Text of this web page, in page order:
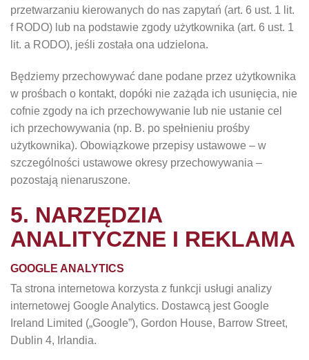
przetwarzaniu kierowanych do nas zapytań (art. 6 ust. 1 lit.
f RODO) lub na podstawie zgody użytkownika (art. 6 ust. 1
lit. a RODO), jeśli została ona udzielona.
Będziemy przechowywać dane podane przez użytkownika
w prośbach o kontakt, dopóki nie zażąda ich usunięcia, nie
cofnie zgody na ich przechowywanie lub nie ustanie cel
ich przechowywania (np. B. po spełnieniu prośby
użytkownika). Obowiązkowe przepisy ustawowe – w
szczególności ustawowe okresy przechowywania –
pozostają nienaruszone.
5. NARZĘDZIA
ANALITYCZNE I REKLAMA
GOOGLE ANALYTICS
Ta strona internetowa korzysta z funkcji usługi analizy
internetowej Google Analytics. Dostawcą jest Google
Ireland Limited („Google”), Gordon House, Barrow Street,
Dublin 4, Irlandia.